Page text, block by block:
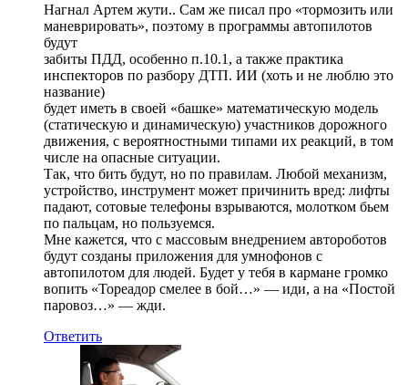
Нагнал Артем жути.. Сам же писал про «тормозить или
маневрировать», поэтому в программы автопилотов
будут
забиты ПДД, особенно п.10.1, а также практика
инспекторов по разбору ДТП. ИИ (хоть и не люблю это
название)
будет иметь в своей «башке» математическую модель
(статическую и динамическую) участников дорожного
движения, с вероятностными типами их реакций, в том
числе на опасные ситуации.
Так, что бить будут, но по правилам. Любой механизм,
устройство, инструмент может причинить вред: лифты
падают, сотовые телефоны взрываются, молотком бьем
по пальцам, но пользуемся.
Мне кажется, что с массовым внедрением автороботов
будут созданы приложения для умнофонов с
автопилотом для людей. Будет у тебя в кармане громко
вопить «Тореадор смелее в бой…» — иди, а на «Постой
паровоз…» — жди.
Ответить